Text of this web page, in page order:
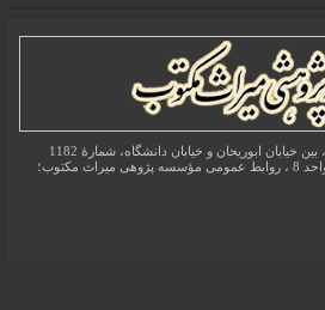
تهران، خیابان انقلاب اسلامی، بین خیابان ابوریحان و خیابان دانشگاه، شمارۀ 1182
(ساختمان فروردین)، طبقۀ دوم، واحد 8 ، روابط عمومی مؤسسه پژوهی میراث مکتوب؛